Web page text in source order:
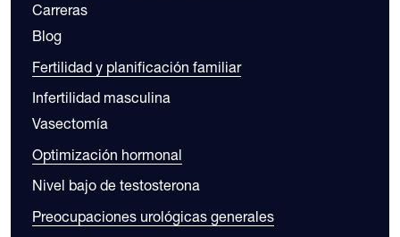
Carreras
Blog
Fertilidad y planificación familiar
Infertilidad masculina
Vasectomía
Optimización hormonal
Nivel bajo de testosterona
Preocupaciones urológicas generales